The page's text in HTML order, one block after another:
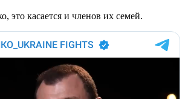
это касается и членов их семей.